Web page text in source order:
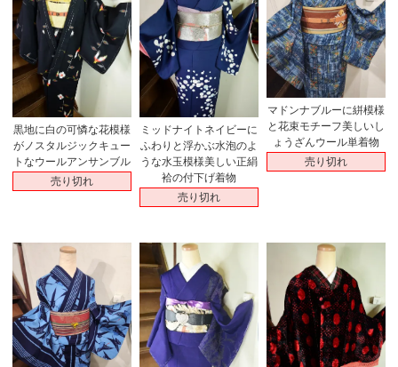
黒地に白の可憐な花模様
がノスタルジックキュー
トなウールアンサンブル
売り切れ
ミッドナイトネイビーに
ふわりと浮かぶ水泡のよ
うな水玉模様美しい正絹
袷の付下げ着物
売り切れ
マドンナブルーに絣模様
と花束モチーフ美しいし
ょうざんウール単着物
売り切れ